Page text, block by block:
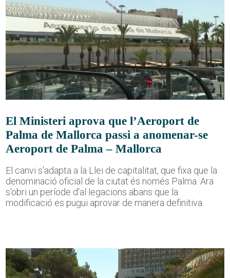
El Ministeri aprova que l’Aeroport de
Palma de Mallorca passi a anomenar-se
Aeroport de Palma – Mallorca
El canvi s'adapta a la Llei de capitalitat, que fixa que la
denominació oficial de la ciutat és només Palma. Ara
s'obri un període d'al·legacions abans que la
modificació es pugui aprovar de manera definitiva.